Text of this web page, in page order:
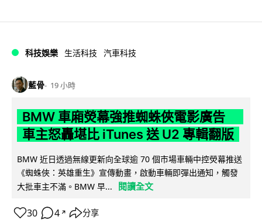
科技娛樂 生活科技 汽車科技
藍骨 19 小時
BMW 車廂熒幕強推蜘蛛俠電影廣告
車主怒轟堪比 iTunes 送 U2 專輯翻版
BMW 近日透過無線更新向全球逾 70 個市場車輛中控熒幕推送
《蜘蛛俠：英雄重生》宣傳動畫，啟動車輛即彈出通知，觸發
大批車主不滿。BMW 早...
閱讀全文
30 4 ↗ 分享